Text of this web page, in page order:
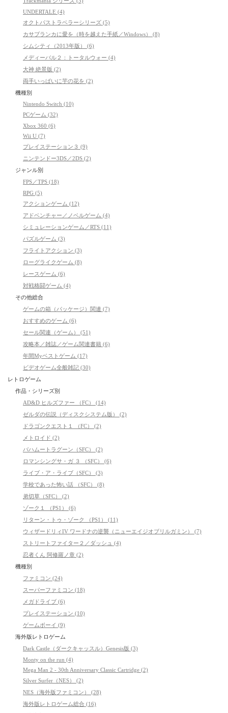
UNDERTALE (4)
オクトパストラベラーシリーズ (5)
カサブランカに愛を（時を越えた手紙／Windows） (8)
シムシティ（2013年版） (6)
メディーバル２：トータルウォー (4)
大神 絶景版 (2)
両手いっぱいに芋の花を (2)
機種別
Nintendo Switch (10)
PCゲーム (32)
Xbox 360 (6)
Wii U (7)
プレイステーション３ (9)
ニンテンドー3DS／2DS (2)
ジャンル別
FPS／TPS (18)
RPG (5)
アクションゲーム (12)
アドベンチャー／ノベルゲーム (4)
シミュレーションゲーム／RTS (11)
パズルゲーム (3)
フライトアクション (3)
ローグライクゲーム (8)
レースゲーム (6)
対戦格闘ゲーム (4)
その他総合
ゲームの箱（パッケージ）関連 (7)
おすすめのゲーム (6)
セール関連（ゲーム） (51)
攻略本／雑誌／ゲーム関連書籍 (6)
年間Myベストゲーム (17)
ビデオゲーム全般雑記 (30)
レトロゲーム
作品・シリーズ別
AD&D ヒルズファー （FC） (14)
ゼルダの伝説（ディスクシステム版） (2)
ドラゴンクエスト１ （FC） (2)
メトロイド (2)
バハムートラグーン（SFC） (2)
ロマンシングサ・ガ ３ （SFC） (6)
ライブ・ア・ライブ（SFC） (3)
学校であった怖い話 （SFC） (8)
弟切草（SFC） (2)
ゾーク１ （PS1） (6)
リターン・トゥ・ゾーク （PS1） (11)
ウィザードリィIV ワードナの逆襲（ニューエイジオブリルガミン） (7)
ストリートファイター２／ダッシュ (4)
忍者くん 阿修羅ノ章 (2)
機種別
ファミコン (24)
スーパーファミコン (18)
メガドライブ (6)
プレイステーション (10)
ゲームボーイ (9)
海外版レトロゲーム
Dark Castle（ダークキャッスル）Genesis版 (3)
Monty on the run (4)
Mega Man 2 - 30th Anniversary Classic Cartridge (2)
Silver Surfer（NES） (2)
NES（海外版ファミコン） (28)
海外版レトロゲーム総合 (16)